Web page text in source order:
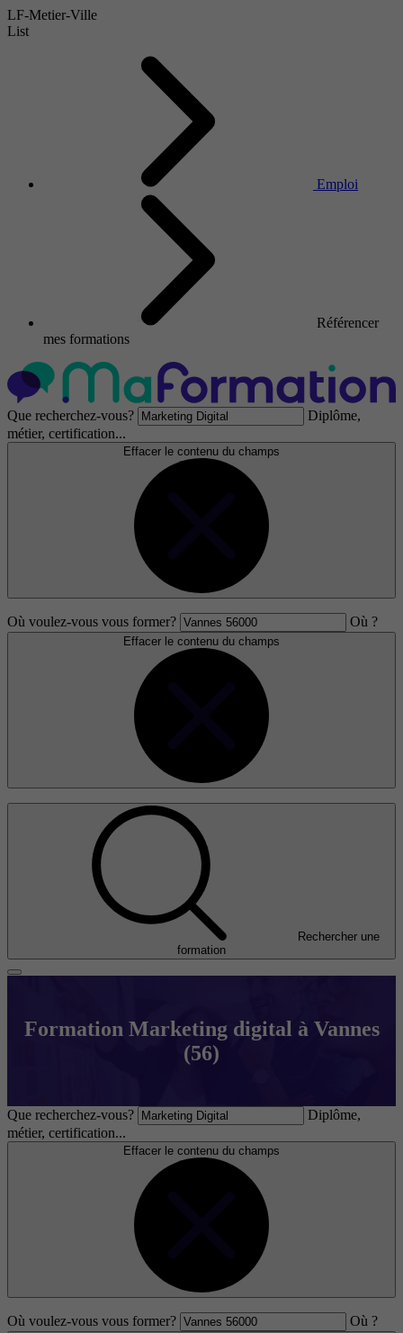
LF-Metier-Ville
List
Emploi
Référencer
mes formations
Que recherchez-vous?
Diplôme,
métier, certification...
Effacer le contenu du champs
Où voulez-vous vous former? Où ?
Effacer le contenu du champs
Rechercher une
formation
Formation Marketing digital à Vannes
(56)
Que recherchez-vous?
Diplôme,
métier, certification...
Effacer le contenu du champs
Où voulez-vous vous former? Où ?